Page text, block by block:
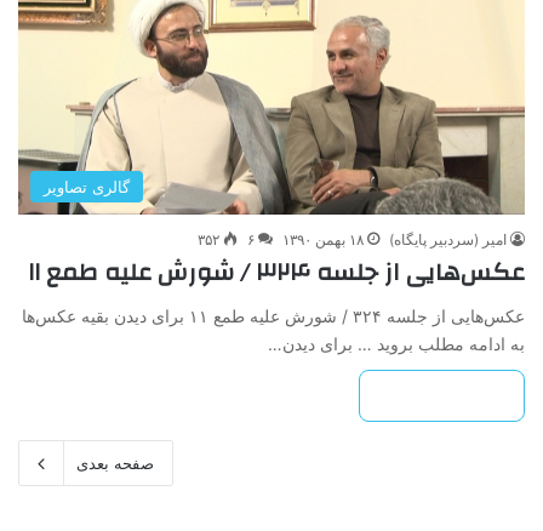
گالری تصاویر
امیر (سردبیر پایگاه) ۱۸ بهمن ۱۳۹۰ ۶ ۳۵۲
عکس‌هایی از جلسه ۳۲۴ / شورش علیه طمع ۱۱
عکس‌هایی از جلسه ۳۲۴ / شورش علیه طمع ۱۱ برای دیدن بقیه عکس‌ها
به ادامه مطلب بروید … برای دیدن…
صفحه بعدی